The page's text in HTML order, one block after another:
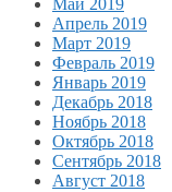
Май 2019
Апрель 2019
Март 2019
Февраль 2019
Январь 2019
Декабрь 2018
Ноябрь 2018
Октябрь 2018
Сентябрь 2018
Август 2018